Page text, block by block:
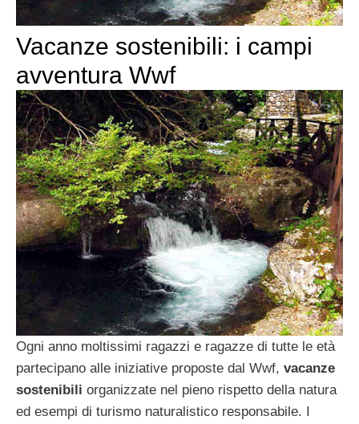
Vacanze sostenibili: i campi
avventura Wwf
Ogni anno moltissimi ragazzi e ragazze di tutte le età
partecipano alle iniziative proposte dal Wwf, vacanze
sostenibili organizzate nel pieno rispetto della natura
ed esempi di turismo naturalistico responsabile. I